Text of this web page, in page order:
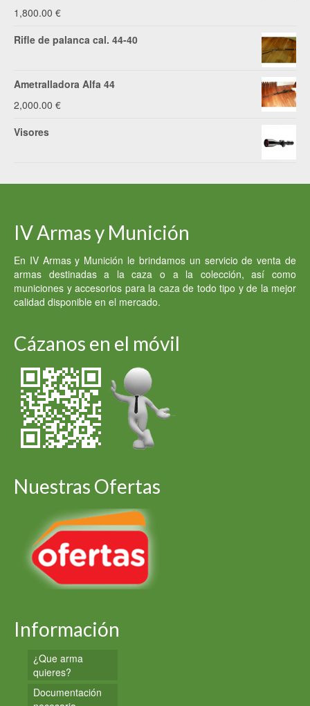
1,800.00 €
Rifle de palanca cal. 44-40
Ametralladora Alfa 44
2,000.00 €
Visores
IV Armas y Munición
En IV Armas y Munición le brindamos un servicio de venta de
armas destinadas a la caza o a la colección, así como
municiones y accesorios para la caza de todo tipo y de la mejor
calidad disponible en el mercado.
Cázanos en el móvil
Nuestras Ofertas
Información
¿Que arma
quieres?
Documentación